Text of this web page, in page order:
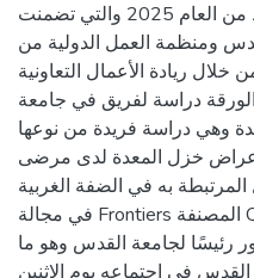
وختاما بعرض إنجازات شهر شباط من العام 2025 والتي تضمنت
ومنظمة العمل الدولية من
ريادة الأعمال التعاونية
دراسة لفريق في جامعة
وهي دراسة فريدة من نوعها
أعراض خزل المعدة لدى مرضى
به في الضفة الغربية
في مجالة Frontiers المصنفة Q1. وتم اختتام أخبار هذه الفترة
رئيسًا لجامعة القدس وهو ما
في اجتماعه يوم الاثنين